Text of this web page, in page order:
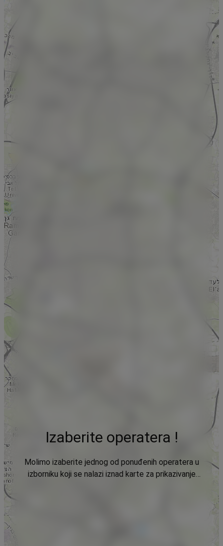
Izaberite operatera !
Molimo izaberite jednog od ponuđenih operatera u
izborniku koji se nalazi iznad karte za prikazivanje